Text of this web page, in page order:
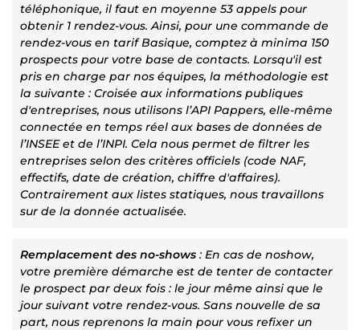
téléphonique, il faut en moyenne 53 appels pour
obtenir 1 rendez-vous. Ainsi, pour une commande de
rendez-vous en tarif Basique, comptez à minima 150
prospects pour votre base de contacts. Lorsqu'il est
pris en charge par nos équipes, la méthodologie est
la suivante : Croisée aux informations publiques
d'entreprises, nous utilisons l’API Pappers, elle-même
connectée en temps réel aux bases de données de
l’INSEE et de l’INPI. Cela nous permet de filtrer les
entreprises selon des critères officiels (code NAF,
effectifs, date de création, chiffre d'affaires).
Contrairement aux listes statiques, nous travaillons
sur de la donnée actualisée.
Remplacement des no-shows : En cas de noshow,
votre première démarche est de tenter de contacter
le prospect par deux fois : le jour même ainsi que le
jour suivant votre rendez-vous. Sans nouvelle de sa
part, nous reprenons la main pour vous refixer un